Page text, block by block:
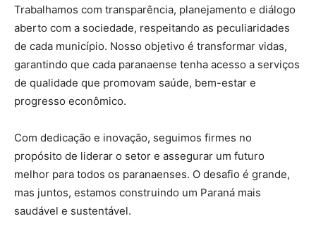
Trabalhamos com transparência, planejamento e diálogo
aberto com a sociedade, respeitando as peculiaridades
de cada município. Nosso objetivo é transformar vidas,
garantindo que cada paranaense tenha acesso a serviços
de qualidade que promovam saúde, bem-estar e
progresso econômico.
Com dedicação e inovação, seguimos firmes no
propósito de liderar o setor e assegurar um futuro
melhor para todos os paranaenses. O desafio é grande,
mas juntos, estamos construindo um Paraná mais
saudável e sustentável.